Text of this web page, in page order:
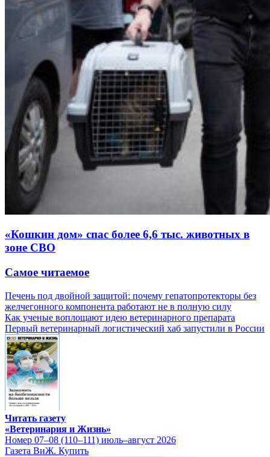
«Кошкин дом» спас более 6,6 тыс. животных в
зоне СВО
Самое читаемое
Печень под двойной защитой: почему гепатопротекторы без
желчегонного компонента работают не в полную силу
Как ученые воплощают идею ветеринарного препарата
Первый ветеринарный логистический хаб запустили в России
Читать газету
«Ветеринария и Жизнь»
Номер 07–08 (110–111) июль–август 2026
Газета ВиЖ. Купить